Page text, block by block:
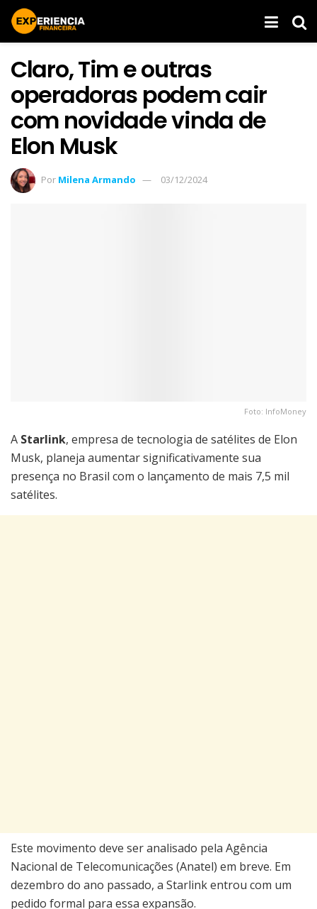
Claro, Tim e outras
operadoras podem cair
com novidade vinda de
Elon Musk
Por Milena Armando 03/12/2024
Foto: InfoMoney
A Starlink, empresa de tecnologia de satélites de Elon
Musk, planeja aumentar significativamente sua
presença no Brasil com o lançamento de mais 7,5 mil
satélites.
Este movimento deve ser analisado pela Agência
Nacional de Telecomunicações (Anatel) em breve. Em
dezembro do ano passado, a Starlink entrou com um
pedido formal para essa expansão.